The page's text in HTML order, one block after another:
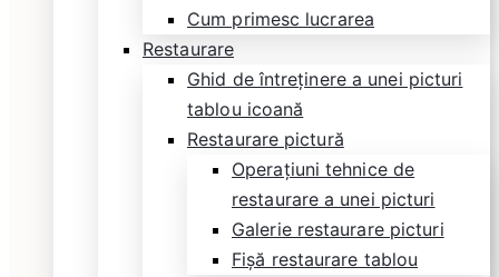
Cum primesc lucrarea
Restaurare
Ghid de întreținere a unei picturi
tablou icoană
Restaurare pictură
Operațiuni tehnice de
restaurare a unei picturi
Galerie restaurare picturi
Fișă restaurare tablou